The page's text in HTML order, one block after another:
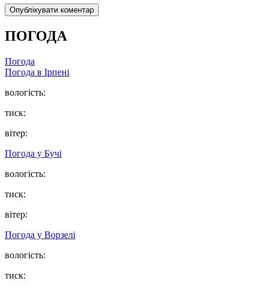
ПОГОДА
Погода
Погода в Ірпені
вологість:
тиск:
вітер:
Погода у Бучі
вологість:
тиск:
вітер:
Погода у Ворзелі
вологість:
тиск: